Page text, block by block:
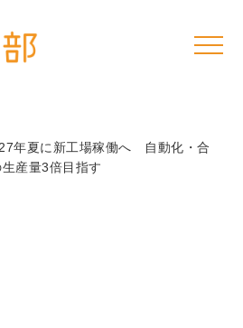
年夏に新工場稼働へ 自動化・合
産量3倍目指す